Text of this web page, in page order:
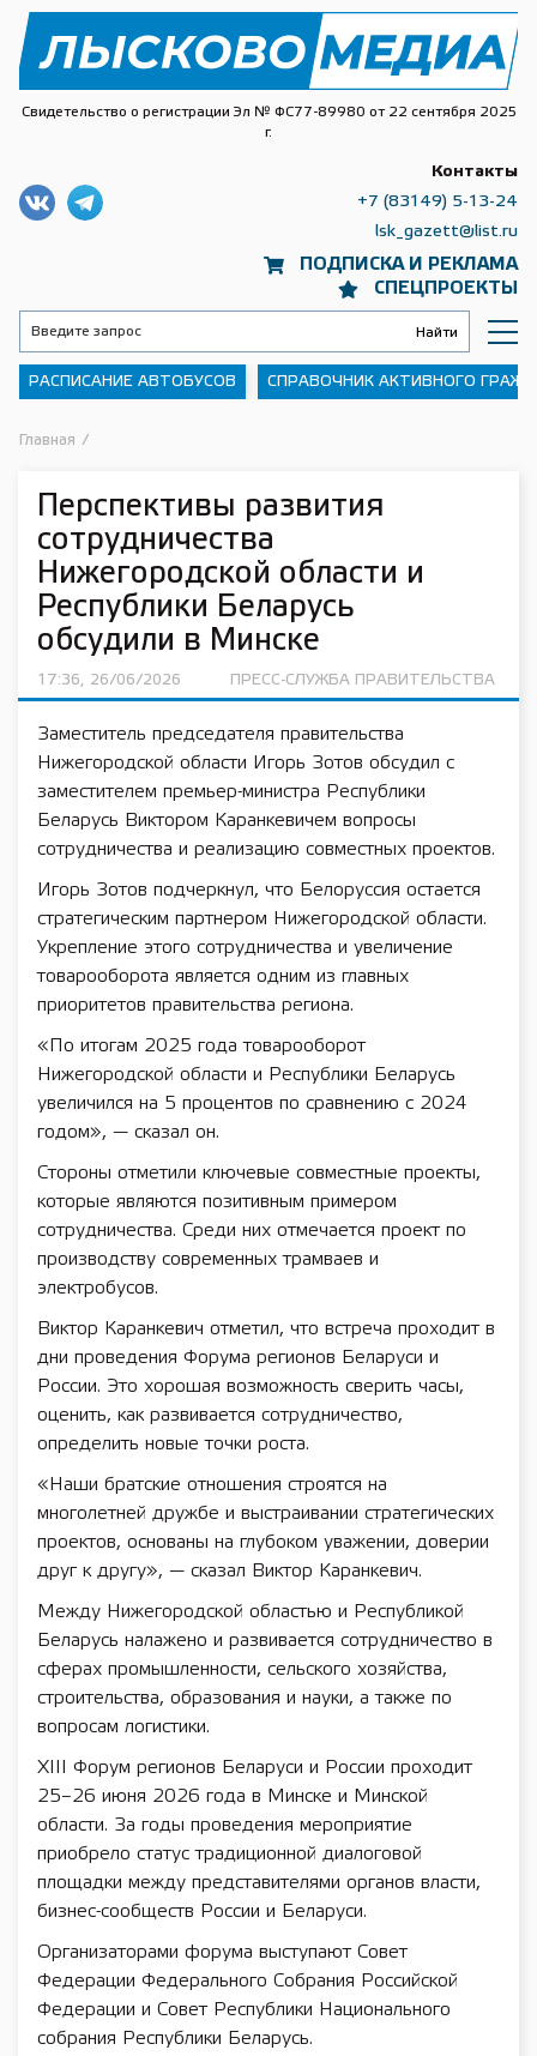
Свидетельство о регистрации Эл № ФС77-89980 от 22 сентября 2025
г.
ПОДПИСКА И РЕКЛАМА
СПЕЦПРОЕКТЫ
Контакты
+7 (83149) 5-13-24
lsk_gazett@list.ru
РАСПИСАНИЕ АВТОБУСОВ СПРАВОЧНИК АКТИВНОГО
Главная /
Перспективы развития
сотрудничества
Нижегородской области и
Республики Беларусь
обсудили в Минске
17:36, 26/06/2026 ПРЕСС-СЛУЖБА ПРАВИТЕЛЬСТВА
Заместитель председателя правительства
Нижегородской области Игорь Зотов обсудил с
заместителем премьер-министра Республики
Беларусь Виктором Каранкевичем вопросы
сотрудничества и реализацию совместных проектов.
Игорь Зотов подчеркнул, что Белоруссия остается
стратегическим партнером Нижегородской области.
Укрепление этого сотрудничества и увеличение
товарооборота является одним из главных
приоритетов правительства региона.
«По итогам 2025 года товарооборот
Нижегородской области и Республики Беларусь
увеличился на 5 процентов по сравнению с 2024
годом», — сказал он.
Стороны отметили ключевые совместные проекты,
которые являются позитивным примером
сотрудничества. Среди них отмечается проект по
производству современных трамваев и
электробусов.
Виктор Каранкевич отметил, что встреча проходит в
дни проведения Форума регионов Беларуси и
России. Это хорошая возможность сверить часы,
оценить, как развивается сотрудничество,
определить новые точки роста.
«Наши братские отношения строятся на
многолетней дружбе и выстраивании стратегических
проектов, основаны на глубоком уважении, доверии
друг к другу», — сказал Виктор Каранкевич.
Между Нижегородской областью и Республикой
Беларусь налажено и развивается сотрудничество в
сферах промышленности, сельского хозяйства,
строительства, образования и науки, а также по
вопросам логистики.
XIII Форум регионов Беларуси и России проходит
25–26 июня 2026 года в Минске и Минской
области. За годы проведения мероприятие
приобрело статус традиционной диалоговой
площадки между представителями органов власти,
бизнес-сообществ России и Беларуси.
Организаторами форума выступают Совет
Федерации Федерального Собрания Российской
Федерации и Совет Республики Национального
собрания Республики Беларусь.